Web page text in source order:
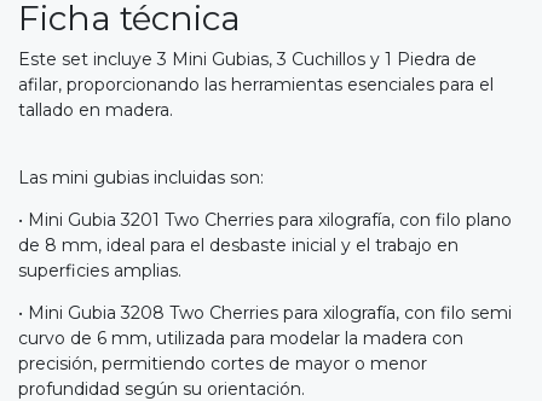
Ficha técnica
Este set incluye 3 Mini Gubias, 3 Cuchillos y 1 Piedra de
afilar, proporcionando las herramientas esenciales para el
tallado en madera.
Las mini gubias incluidas son:
• Mini Gubia 3201 Two Cherries para xilografía, con filo plano
de 8 mm, ideal para el desbaste inicial y el trabajo en
superficies amplias.
• Mini Gubia 3208 Two Cherries para xilografía, con filo semi
curvo de 6 mm, utilizada para modelar la madera con
precisión, permitiendo cortes de mayor o menor
profundidad según su orientación.